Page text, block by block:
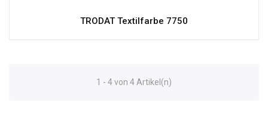
TRODAT Textilfarbe 7750
1 - 4 von 4 Artikel(n)